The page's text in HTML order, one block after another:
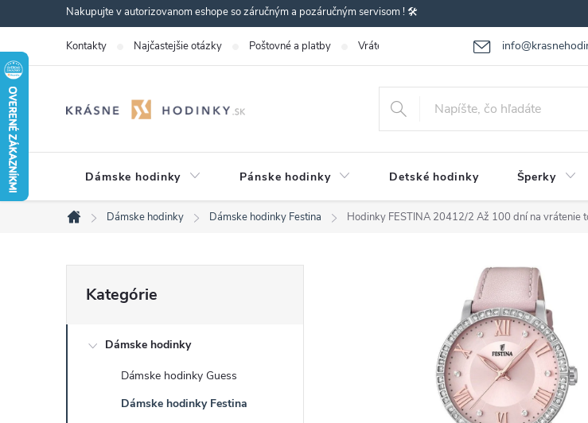
na
obsah
Nakupujte v autorizovanom eshope so záručným a pozáručným servisom ! 🛠️
Kontakty Najčastejšie otázky Poštovné a platby Vrátenie-výmena tovaru Reklamácia tovaru
Dámske hodinky Pánske hodinky Detské hodinky Šperky
Domov
Dámske hodinky Dámske hodinky Festina Hodinky FESTINA 20412/2 Až 100 dní na vrátenie
o
kategórie
Kategórie
Dámske hodinky
Dámske hodinky Guess
Dámske hodinky Festina